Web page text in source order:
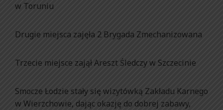
w Toruniu
Drugie miejsca zajęła 2 Brygada Zmechanizowana
Trzecie miejsce zajął Areszt Śledczy w Szczecinie
Smocze Łodzie stały się wizytówką Zakładu Karnego
w Wierzchowie, dając okazję do dobrej zabawy,